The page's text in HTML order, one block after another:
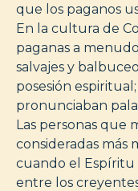
que los paganos
En la cultura de
paganas a
salvajes y
posesión
pronunciaban
Las personas que
consideradas más
cuando el Espíritu
entre los